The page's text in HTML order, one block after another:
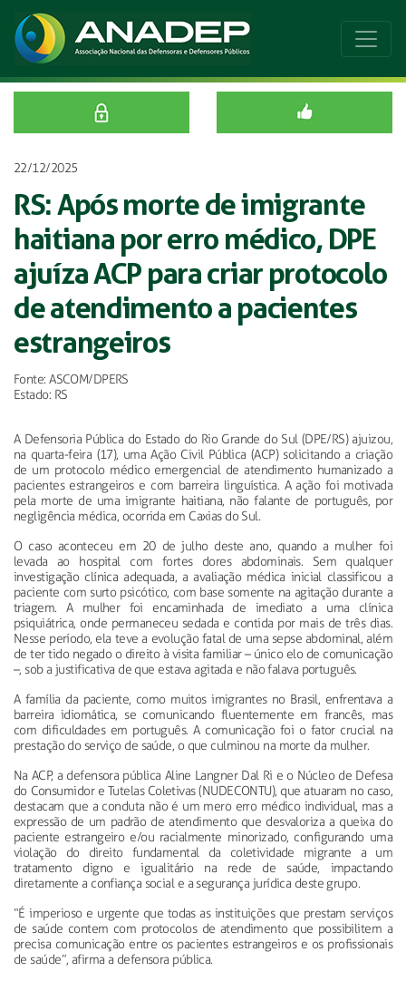
22/12/2025
RS: Após morte de imigrante
haitiana por erro médico, DPE
ajuíza ACP para criar protocolo
de atendimento a pacientes
estrangeiros
Fonte: ASCOM/DPERS
Estado: RS
A Defensoria Pública do Estado do Rio Grande do Sul (DPE/RS) ajuizou,
na quarta-feira (17), uma Ação Civil Pública (ACP) solicitando a criação
de um protocolo médico emergencial de atendimento humanizado a
pacientes estrangeiros e com barreira linguística. A ação foi motivada
pela morte de uma imigrante haitiana, não falante de português, por
negligência médica, ocorrida em Caxias do Sul.
O caso aconteceu em 20 de julho deste ano, quando a mulher foi
levada ao hospital com fortes dores abdominais. Sem qualquer
investigação clínica adequada, a avaliação médica inicial classificou a
paciente com surto psicótico, com base somente na agitação durante a
triagem. A mulher foi encaminhada de imediato a uma clínica
psiquiátrica, onde permaneceu sedada e contida por mais de três dias.
Nesse período, ela teve a evolução fatal de uma sepse abdominal, além
de ter tido negado o direito à visita familiar– único elo de comunicação
–, sob a justificativa de que estava agitada e não falava português.
A família da paciente, como muitos imigrantes no Brasil, enfrentava a
barreira idiomática, se comunicando fluentemente em francês, mas
com dificuldades em português. A comunicação foi o fator crucial na
prestação do serviço de saúde, o que culminou na morte da mulher.
Na ACP, a defensora pública Aline Langner Dal Ri e o Núcleo de Defesa
do Consumidor e Tutelas Coletivas (NUDECONTU), que atuaram no caso,
destacam que a conduta não é um mero erro médico individual, mas a
expressão de um padrão de atendimento que desvaloriza a queixa do
paciente estrangeiro e/ou racialmente minorizado, configurando uma
violação do direito fundamental da coletividade migrante a um
tratamento digno e igualitário na rede de saúde, impactando
diretamente a confiança social e a segurança jurídica deste grupo.
“É imperioso e urgente que todas as instituições que prestam serviços
de saúde contem com protocolos de atendimento que possibilitem a
precisa comunicação entre os pacientes estrangeiros e os profissionais
de saúde”, afirma a defensora pública.